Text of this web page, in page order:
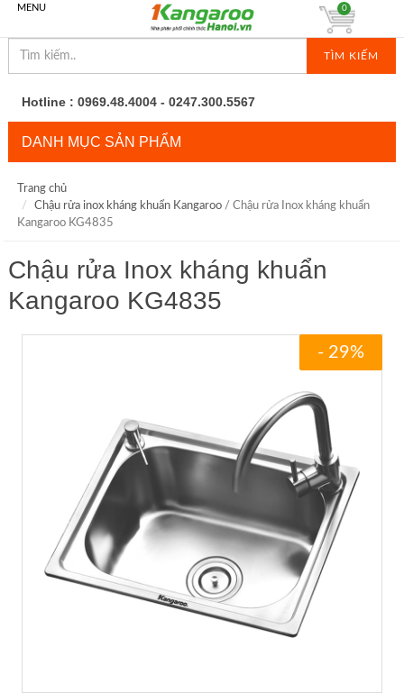
MENU
TÌM KIẾM
0
Hotline : 0969.48.4004 - 0247.300.5567
DANH MỤC SẢN PHẨM
Trang chủ
Chậu rửa inox kháng khuẩn Kangaroo/ Chậu rửa Inox kháng khuẩn
Kangaroo KG4835
Chậu rửa Inox kháng khuẩn
Kangaroo KG4835
- 29%